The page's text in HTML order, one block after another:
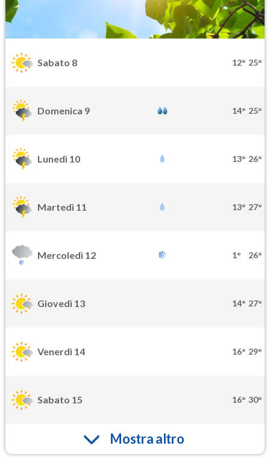
Sabato 8 12° 25°
Domenica 9 14° 25°
Lunedì 10 13° 26°
Martedì 11 13° 27°
Mercoledì 12 1° 26°
Giovedì 13 14° 27°
Venerdì 14 16° 29°
Sabato 15 16° 30°
Mostra altro